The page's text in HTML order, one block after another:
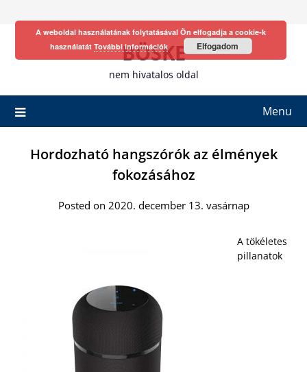
BÖSKE
nem hivatalos oldal
Menu
Hordozható hangszórók az élmények
fokozásához
Posted on 2020. december 13. vasárnap
A tökéletes
pillanatok
A weboldal használatának folytatásával Ön elfogadja a cookie-k
használatát További információk Elfogadom